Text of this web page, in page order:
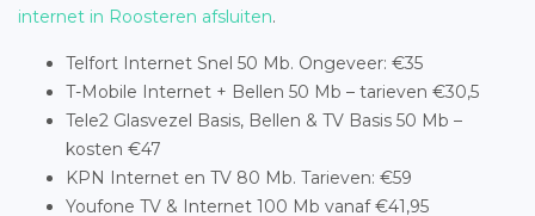
internet in Roosteren afsluiten.
Telfort Internet Snel 50 Mb. Ongeveer: €35
T-Mobile Internet + Bellen 50 Mb – tarieven €30,5
Tele2 Glasvezel Basis, Bellen & TV Basis 50 Mb –
kosten €47
KPN Internet en TV 80 Mb. Tarieven: €59
Youfone TV & Internet 100 Mb vanaf €41,95